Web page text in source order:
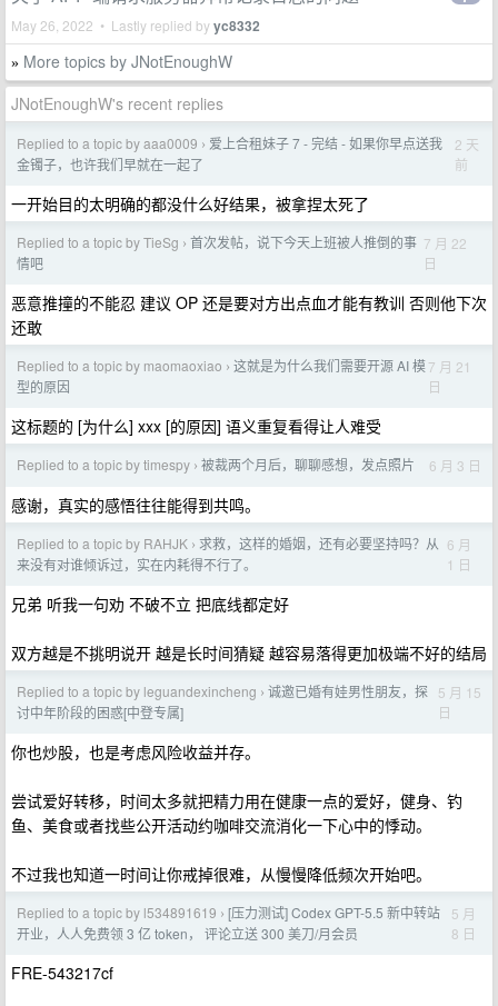
May 26, 2022 • Lastly replied byyc8332
» More topics by JNotEnoughW
JNotEnoughW's recent replies
Replied to a topic by aaa0009 › 爱上合租妹子 7 - 完结 - 如果你早点送我
金镯子，也许我们早就在一起了
2 天
前
一开始目的太明确的都没什么好结果，被拿捏太死了
Replied to a topic by TieSg › 首次发帖，说下今天上班被人推倒的事
情吧
7 月 22
日
恶意推撞的不能忍 建议 OP 还是要对方出点血才能有教训 否则他下次
还敢
Replied to a topic by maomaoxiao › 这就是为什么我们需要开源 AI 模
型的原因
7 月 21
日
这标题的 [为什么] xxx [的原因] 语义重复看得让人难受
Replied to a topic by timespy › 被裁两个月后，聊聊感想，发点照片 6 月 3 日
感谢，真实的感悟往往能得到共鸣。
Replied to a topic by RAHJK › 求救，这样的婚姻，还有必要坚持吗？从
来没有对谁倾诉过，实在内耗得不行了。
6 月
1 日
兄弟 听我一句劝 不破不立 把底线都定好
双方越是不挑明说开 越是长时间猜疑 越容易落得更加极端不好的结局
Replied to a topic by leguandexincheng › 诚邀已婚有娃男性朋友，探
讨中年阶段的困惑[中登专属]
5 月 15
日
你也炒股，也是考虑风险收益并存。
尝试爱好转移，时间太多就把精力用在健康一点的爱好，健身、钓
鱼、美食或者找些公开活动约咖啡交流消化一下心中的悸动。
不过我也知道一时间让你戒掉很难，从慢慢降低频次开始吧。
Replied to a topic by l534891619 › [压力测试] Codex GPT-5.5 新中转站
开业，人人免费领 3 亿 token， 评论立送 300 美刀/月会员
5 月
8 日
FRE-543217cf